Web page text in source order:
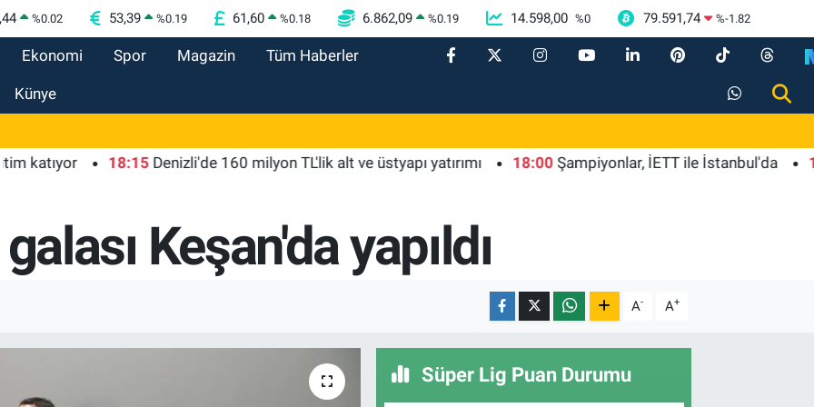
%0.02 53,39 %0.19 61,60 %0.18 6.862,09 %0.19 14.598,00 %0 79.591,74 %-1.82
Ekonomi Spor Magazin Tüm Haberler
Künye
18:15 Denizli'de 160 milyon TL'lik alt ve üstyapı yatırımı 18:00 Şampiyonlar, İETT ile İstanbul'da 19:00
Keşan'da yapıldı
A- A+
Süper Lig Puan Durumu